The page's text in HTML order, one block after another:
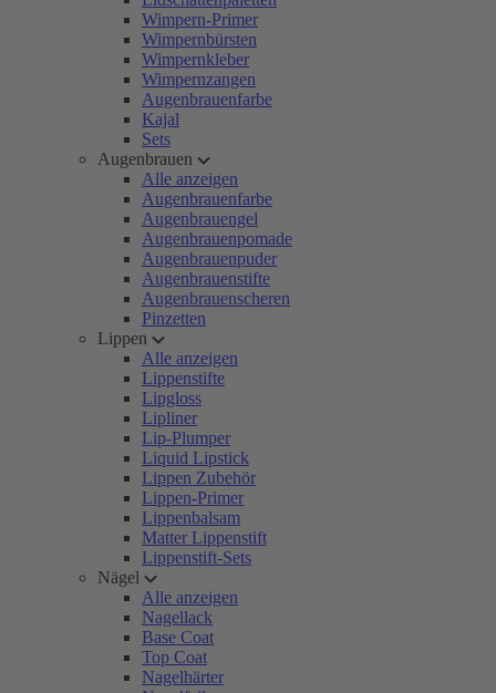
Wimpern-Primer
Wimpernbürsten
Wimpernkleber
Wimpernzangen
Augenbrauenfarbe
Kajal
Sets
Augenbrauen
Alle anzeigen
Augenbrauenfarbe
Augenbrauengel
Augenbrauenpomade
Augenbrauenpuder
Augenbrauenstifte
Augenbrauenscheren
Pinzetten
Lippen
Alle anzeigen
Lippenstifte
Lipgloss
Lipliner
Lip-Plumper
Liquid Lipstick
Lippen Zubehör
Lippen-Primer
Lippenbalsam
Matter Lippenstift
Lippenstift-Sets
Nägel
Alle anzeigen
Nagellack
Base Coat
Top Coat
Nagelhärter